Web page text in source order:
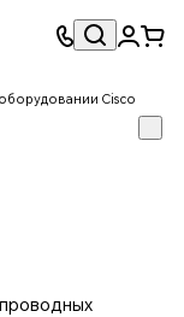
Cisco